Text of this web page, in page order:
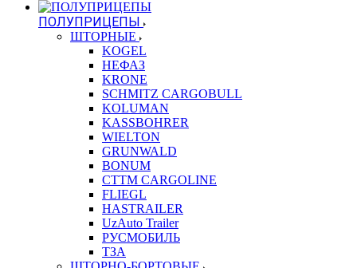
ПОЛУПРИЦЕПЫ
ШТОРНЫЕ
KOGEL
НЕФАЗ
KRONE
SCHMITZ CARGOBULL
KOLUMAN
KASSBOHRER
WIELTON
GRUNWALD
BONUM
CTTM CARGOLINE
FLIEGL
HASTRAILER
UzAuto Trailer
РУСМОБИЛЬ
ТЗА